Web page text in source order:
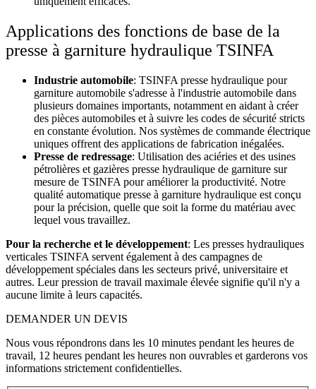
Applications des fonctions de base de la
presse à garniture hydraulique TSINFA
Industrie automobile: TSINFA presse hydraulique pour
garniture automobile s'adresse à l'industrie automobile dans
plusieurs domaines importants, notamment en aidant à créer
des pièces automobiles et à suivre les codes de sécurité stricts
en constante évolution. Nos systèmes de commande électrique
uniques offrent des applications de fabrication inégalées.
Presse de redressage: Utilisation des aciéries et des usines
pétrolières et gazières presse hydraulique de garniture sur
mesure de TSINFA pour améliorer la productivité. Notre
qualité automatique presse à garniture hydraulique est conçu
pour la précision, quelle que soit la forme du matériau avec
lequel vous travaillez.
Pour la recherche et le développement: Les presses hydrauliques
verticales TSINFA servent également à des campagnes de
développement spéciales dans les secteurs privé, universitaire et
autres. Leur pression de travail maximale élevée signifie qu'il n'y a
aucune limite à leurs capacités.
DEMANDER UN DEVIS
Nous vous répondrons dans les 10 minutes pendant les heures de
travail, 12 heures pendant les heures non ouvrables et garderons vos
informations strictement confidentielles.